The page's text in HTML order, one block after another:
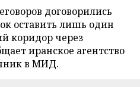
договорились
оставить лишь один
коридор через
иранское агентство
в МИД.